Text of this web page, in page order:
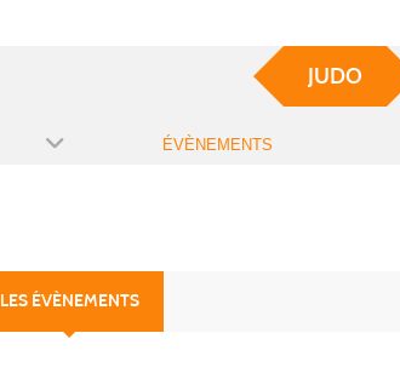
JUDO
ÉVÈNEMENTS
LES ÉVÈNEMENTS